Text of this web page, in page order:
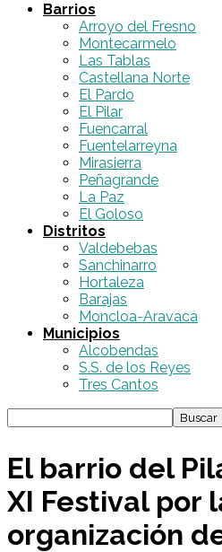
Barrios
Arroyo del Fresno
Montecarmelo
Las Tablas
Castellana Norte
El Pardo
El Pilar
Fuencarral
Fuentelarreyna
Mirasierra
Peñagrande
La Paz
El Goloso
Distritos
Valdebebas
Sanchinarro
Hortaleza
Barajas
Moncloa-Aravaca
Municipios
Alcobendas
S.S. de los Reyes
Tres Cantos
El barrio del
XI Festival por
organización